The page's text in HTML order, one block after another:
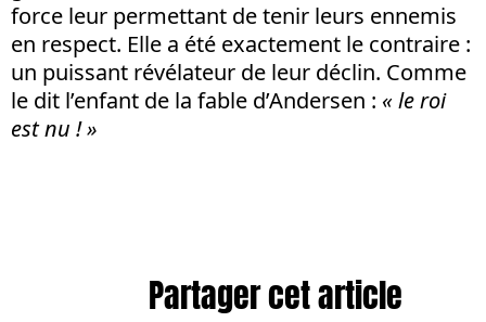
force leur permettant de tenir leurs ennemis
en respect. Elle a été exactement le contraire :
un puissant révélateur de leur déclin. Comme
le dit l’enfant de la fable d’Andersen : « le roi
est nu ! »